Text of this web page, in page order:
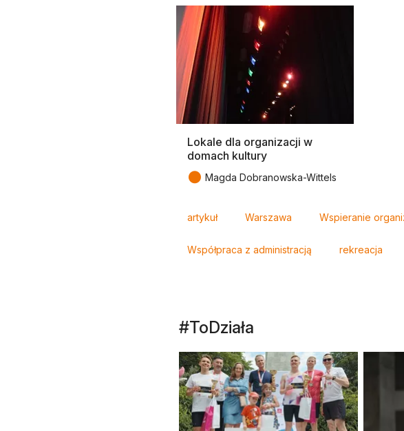
Lokale dla organizacji w
domach kultury
● Magda Dobranowska-Wittels
artykuł Warszawa Wspieranie
Współpraca z administracją rekreacja
#ToDziała